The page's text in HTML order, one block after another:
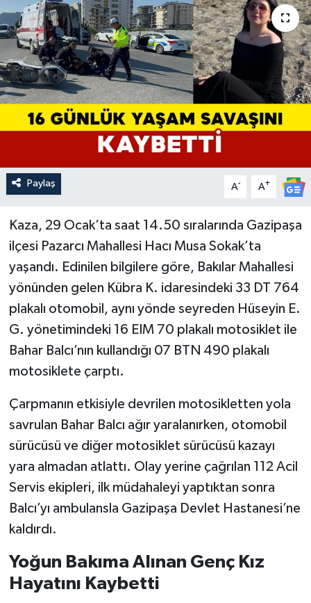
Paylaş A- A+
Kaza, 29 Ocak’ta saat 14.50 sıralarında Gazipaşa
ilçesi Pazarcı Mahallesi Hacı Musa Sokak’ta
yaşandı. Edinilen bilgilere göre, Bakılar Mahallesi
yönünden gelen Kübra K. idaresindeki 33 DT 764
plakalı otomobil, aynı yönde seyreden Hüseyin E.
G. yönetimindeki 16 EIM 70 plakalı motosiklet ile
Bahar Balcı’nın kullandığı 07 BTN 490 plakalı
motosiklete çarptı.
Çarpmanın etkisiyle devrilen motosikletten yola
savrulan Bahar Balcı ağır yaralanırken, otomobil
sürücüsü ve diğer motosiklet sürücüsü kazayı
yara almadan atlattı. Olay yerine çağrılan 112 Acil
Servis ekipleri, ilk müdahaleyi yaptıktan sonra
Balcı’yı ambulansla Gazipaşa Devlet Hastanesi’ne
kaldırdı.
Yoğun Bakıma Alınan Genç Kız
Hayatını Kaybetti